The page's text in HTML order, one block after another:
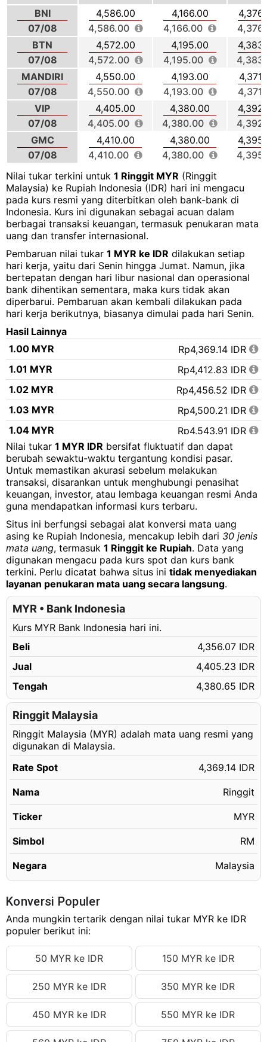
BNI
07/08
4,586.00
4,586.00
4,166.00
4,166.00
BTN
07/08
4,572.00
4,572.00
4,195.00
4,195.00
MANDIRI
07/08
4,550.00
4,550.00
4,193.00
4,193.00
VIP
07/08
4,405.00
4,405.00
4,380.00
4,380.00
GMC
07/08
4,410.00
4,410.00
4,380.00
4,380.00
Nilai tukar terkini untuk 1 Ringgit MYR (Ringgit
Malaysia) ke Rupiah Indonesia (IDR) hari ini mengacu
pada kurs resmi yang diterbitkan oleh bank-bank di
Indonesia. Kurs ini digunakan sebagai acuan dalam
berbagai transaksi keuangan, termasuk penukaran mata
uang dan transfer internasional.
Pembaruan nilai tukar 1 MYR ke IDR dilakukan setiap
hari kerja, yaitu dari Senin hingga Jumat. Namun, jika
bertepatan dengan hari libur nasional dan operasional
bank dihentikan sementara, maka kurs tidak akan
diperbarui. Pembaruan akan kembali dilakukan pada
hari kerja berikutnya, biasanya dimulai pada hari Senin.
Hasil Lainnya
1.00 MYR
Rp4,369.14 IDR
1.01 MYR
Rp4,412.83 IDR
1.02 MYR
Rp4,456.52 IDR
1.03 MYR
Rp4,500.21 IDR
1.04 MYR
Rp4,543.91 IDR
1.05 MYR
Rp4,587.60 IDR
1.06 MYR
Rp4,631.29 IDR
1.07 MYR
Rp4,674.98 IDR
1.08 MYR
Rp4,718.67 IDR
1.09 MYR
Rp4,762.36 IDR
1.10 MYR
Rp4,806.05 IDR
1.11 MYR
Rp4,849.75 IDR
1.12 MYR
Rp4,893.44 IDR
1.13 MYR
1.14 MYR
Rp4,980.82 IDR
1.15 MYR
Rp5,024.51 IDR
1.16 MYR
Rp5,068.20 IDR
1.17 MYR
Rp5,111.89 IDR
1.18 MYR
1.19 MYR
Rp5,199.28 IDR
1.20 MYR
Rp5,242.97 IDR
1.21 MYR
Rp5,286.66 IDR
1.22 MYR
Rp5,330.35 IDR
1.23 MYR
Rp5,374.04 IDR
1.24 MYR
Rp5,417.73 IDR
1.25 MYR
1.26 MYR
Rp5,505.12 IDR
1.27 MYR
1.28 MYR
Rp5,592.50 IDR
1.29 MYR
1.30 MYR
Rp5,679.88 IDR
Rp5,723.57 IDR
1.32 MYR
Rp5,767.26 IDR
1.33 MYR
Rp5,810.96 IDR
Nilai tukar 1 MYR IDR bersifat fluktuatif dan dapat
berubah sewaktu-waktu tergantung kondisi pasar.
Untuk memastikan akurasi sebelum melakukan
transaksi, disarankan untuk menghubungi penasihat
keuangan, investor, atau lembaga keuangan resmi Anda
guna mendapatkan informasi kurs terbaru.
Situs ini berfungsi sebagai alat konversi mata uang
asing ke Rupiah Indonesia, mencakup lebih dari 30 jenis
mata uang, termasuk 1 Ringgit ke Rupiah. Data yang
digunakan mengacu pada kurs spot dan kurs bank
terkini. Perlu dicatat bahwa situs ini tidak menyediakan
layanan penukaran mata uang secara langsung.
MYR • Bank Indonesia
Kurs MYR Bank Indonesia hari ini.
Beli
4,356.07 IDR
Jual
4,405.23 IDR
Tengah
4,380.65 IDR
Ringgit Malaysia
Ringgit Malaysia (MYR) adalah mata uang resmi yang
digunakan di Malaysia.
Rate Spot
4,369.14 IDR
Nama Ringgit
Ticker MYR
Simbol RM
Negara Malaysia
Konversi Populer
Anda mungkin tertarik dengan nilai tukar MYR ke IDR
populer berikut ini:
50 MYR ke IDR 150 MYR ke IDR
250 MYR ke IDR 350 MYR ke IDR
450 MYR ke IDR 550 MYR ke IDR